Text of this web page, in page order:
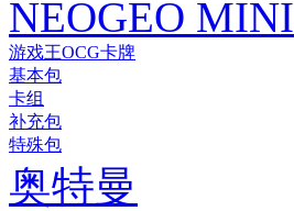
NEOGEO MINI
游戏王OCG卡牌
基本包
卡组
补充包
特殊包
奥特曼